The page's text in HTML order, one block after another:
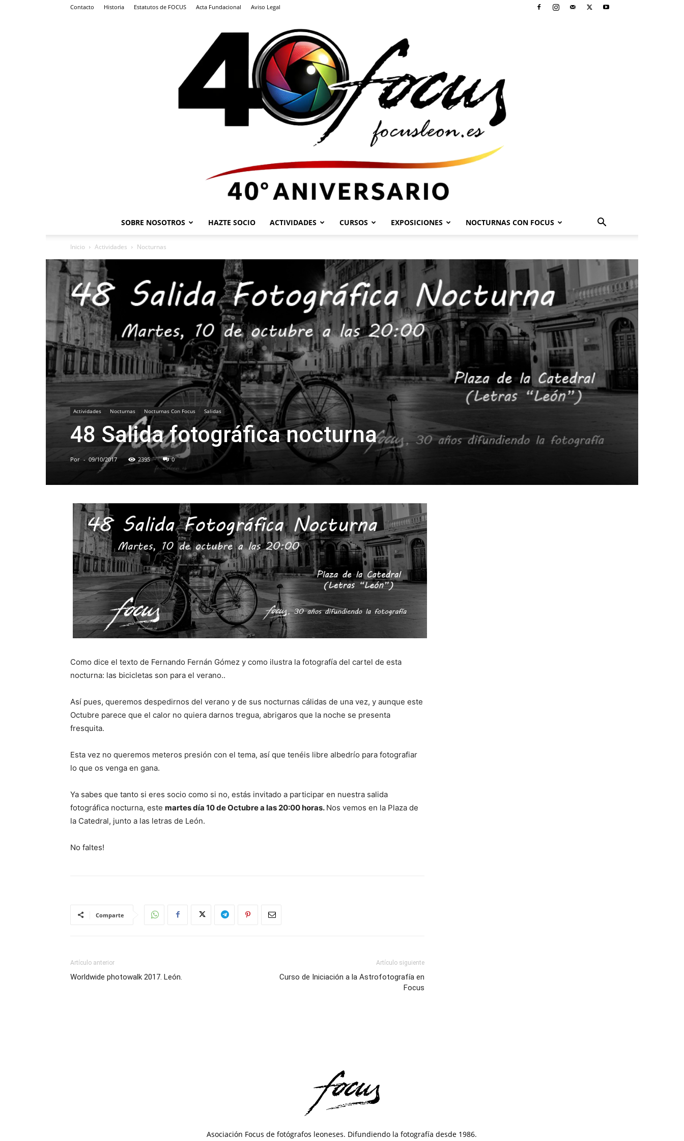
Contacto Historia Estatutos de FOCUS Acta Fundacional Aviso Legal
SOBRE NOSOTROS HAZTE SOCIO ACTIVIDADES CURSOS EXPOSICIONES NOCTURNAS CON FOCUS
Inicio Actividades Nocturnas
Actividades Nocturnas Nocturnas Con Focus Salidas
48 Salida fotográfica nocturna
Por - 09/10/2017 2395 0
Como dice el texto de Fernando Fernán Gómez y como ilustra la fotografía del cartel de esta
nocturna: las bicicletas son para el verano..
Así pues, queremos despedirnos del verano y de sus nocturnas cálidas de una vez, y aunque este
Octubre parece que el calor no quiera darnos tregua, abrigaros que la noche se presenta
fresquita.
Esta vez no queremos meteros presión con el tema, así que tenéis libre albedrío para fotografiar
lo que os venga en gana.
Ya sabes que tanto si eres socio como si no, estás invitado a participar en nuestra salida
fotográfica nocturna, este martes día 10 de Octubre a las 20:00 horas. Nos vemos en la Plaza de
la Catedral, junto a las letras de León.
No faltes!
Comparte
Artículo anterior
Worldwide photowalk 2017. León.
Artículo siguiente
Curso de Iniciación a la Astrofotografía en
Focus
Asociación Focus de fotógrafos leoneses. Difundiendo la fotografía desde 1986.